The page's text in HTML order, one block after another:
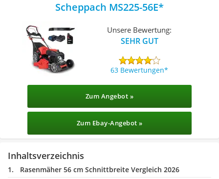
Scheppach MS225-56E
Unsere Bewertung:
SEHR GUT
63 Bewertungen
Zum Angebot »
Zum Ebay-Angebot »
Inhaltsverzeichnis
Rasenmäher 56 cm Schnittbreite Vergleich 2026